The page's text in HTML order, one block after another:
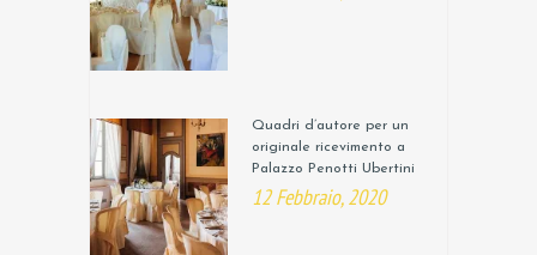
Quadri d’autore per un
originale ricevimento a
Palazzo Penotti Ubertini
12 Febbraio, 2020